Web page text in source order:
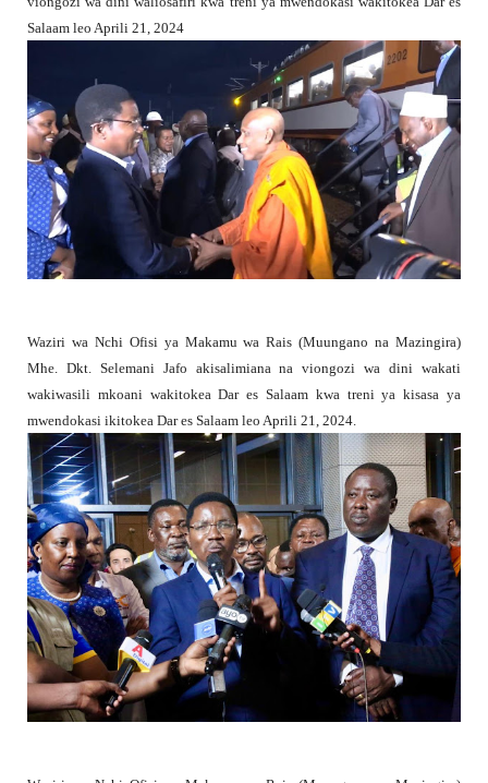
Salaam leo Aprili 21, 2024
Waziri wa Nchi Ofisi ya Makamu wa Rais (Muungano na Mazingira)
Mhe. Dkt. Selemani Jafo akisalimiana na viongozi wa dini wakati
wakiwasili mkoani wakitokea Dar es Salaam kwa treni ya kisasa ya
mwendokasi ikitokea Dar es Salaam leo Aprili 21, 2024.